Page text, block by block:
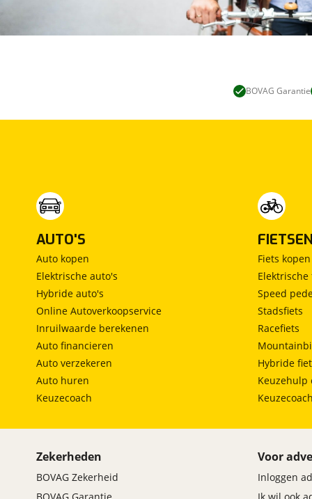
BOVAG Garantie
AUTO'S
Auto kopen
Elektrische auto's
Hybride auto's
Online Autoverkoopservice
Inruilwaarde berekenen
Auto financieren
Auto verzekeren
Auto huren
Keuzecoach
FIETSEN
Fiets kopen
Elektrische
Speed
Stadsfiets
Racefiets
Hybride
Keuzehulp
Keuzecoach
Zekerheden
BOVAG Zekerheid
Voor
Inloggen